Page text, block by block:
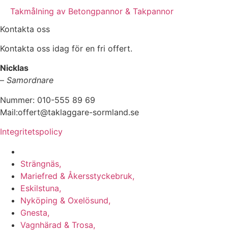
Takmålning av Betongpannor & Takpannor
Kontakta oss
Kontakta oss idag för en fri offert.
Nicklas
– Samordnare
Nummer: 010-555 89 69
Mail:offert@taklaggare-sormland.se
Integritetspolicy
Strängnäs,
Mariefred & Åkersstyckebruk,
Eskilstuna,
Nyköping & Oxelösund,
Gnesta,
Vagnhärad & Trosa,